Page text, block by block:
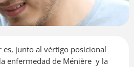
es, junto al vértigo posicional
enfermedad de Ménière y la